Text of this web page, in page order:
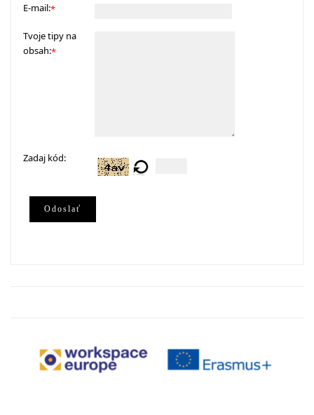
E-mail:*
Tvoje tipy na
obsah:*
Zadaj kód:
Odoslať